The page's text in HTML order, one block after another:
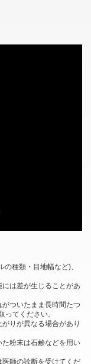
種類・目地幅など)、
は差が生じることがあ
ついたまま長時間たつ
ってください。
りが異なる場合があり
粉末は石鹸などを用い
師の診断を受けてくだ